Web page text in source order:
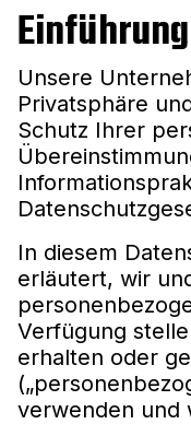
Einführung
Unsere
Privatsphäre
Schutz Ihrer
In diesem
erläutert, wir
Verfügung
erhalten oder
verwenden und